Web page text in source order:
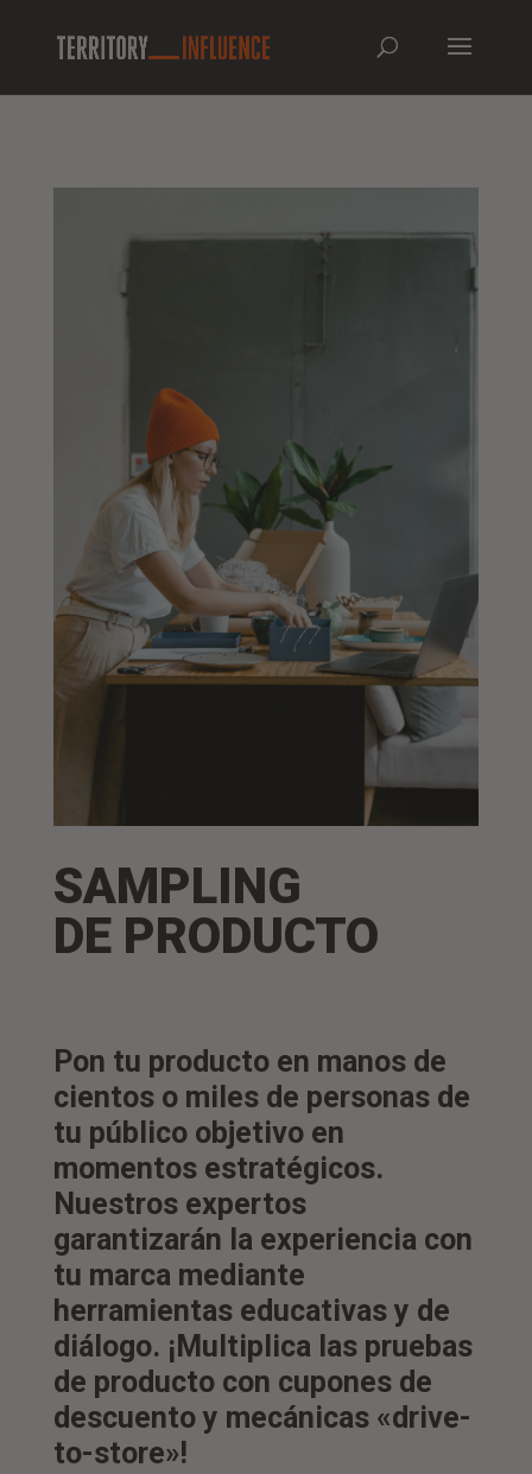
SAMPLING
DE PRODUCTO
Pon tu producto en manos de
cientos o miles de personas de
tu público objetivo en
momentos estratégicos.
Nuestros expertos
garantizarán la experiencia con
tu marca mediante
herramientas educativas y de
diálogo. ¡Multiplica las pruebas
de producto con cupones de
descuento y mecánicas «drive-
to-store»!